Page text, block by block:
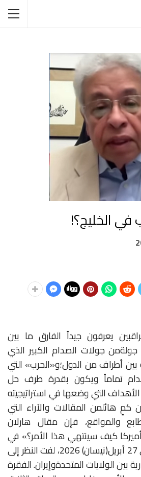
في الخليج؟!
يعرفون جيداً الفارق ما بين
جولةمن جولات الصدام الكبير الذي
بينأطرافمن الدول؛و«الحرب» التي
تماماً ويكون بقدرة طرف حل
الأهدافالتيوضعهافياستراتيجيته
كمٍ هائلمن المقالات والآراء التي
والمواقع، فإن مقال هارلان
كيفسينتهيهذا الأمر؟» في
27 أبريل(نيسان)2026 ،لفتالنظرإلى
بينالولاياتالمتحدةوإيران.الفقرة